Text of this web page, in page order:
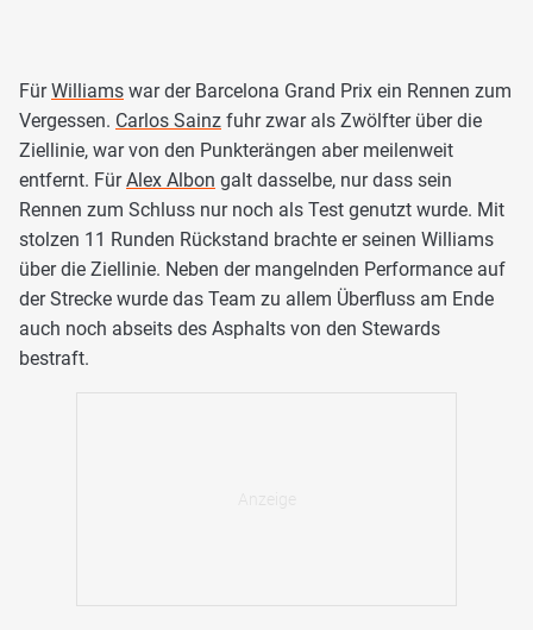
FürWilliams war der Barcelona Grand Prix ein Rennen zum
Vergessen. Carlos Sainz fuhr zwar als Zwölfter über die
Ziellinie, war von den Punkterängen aber meilenweit
entfernt. FürAlex Albon galt dasselbe, nur dass sein
Rennen zum Schluss nur noch als Test genutzt wurde. Mit
stolzen 11 Runden Rückstand brachte er seinen Williams
über die Ziellinie. Neben der mangelnden Performance auf
der Strecke wurde das Team zu allem Überfluss am Ende
auch noch abseits des Asphalts von den Stewards
bestraft.